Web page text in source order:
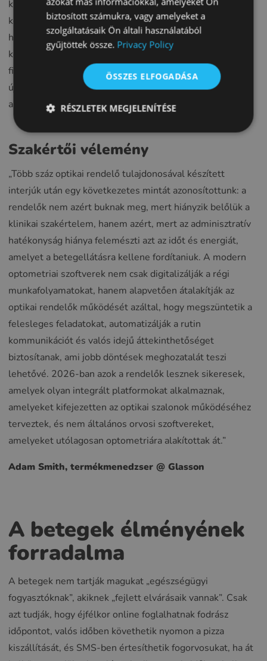
kísérik a készleteket, és értesítést küldenek, amikor a
készlet eléri az előre beállított küszöbértéket. Ahelyett,
hogy akkor fedezné fel, hogy elfogyott egy népszerű
keretmodell, amikor egy beteg azt kéri, előre
figyelmeztetést kap, amely lehetővé teszi a proaktív
újrarendelést – így optimális készletszintet tarthat fenn,
anélkül, hogy költséges túlkészletek keletkeznének.
Szakértői vélemény
„Több száz optikai rendelő tulajdonosával készített
interjúk után egy következetes mintát azonosítottunk: a
rendelők nem azért buknak meg, mert hiányzik belőlük a
klinikai szakértelem, hanem azért, mert az adminisztratív
hatékonyság hiánya felemészti azt az időt és energiát,
amelyet a betegellátásra kellene fordítaniuk. A modern
optometriai szoftverek nem csak digitalizálják a régi
munkafolyamatokat, hanem alapvetően átalakítják az
optikai rendelők működését azáltal, hogy megszüntetik a
felesleges feladatokat, automatizálják a rutin
kommunikációt és valós idejű áttekinthetőséget
biztosítanak, ami jobb döntések meghozatalát teszi
lehetővé. 2026-ban azok a rendelők lesznek sikeresek,
amelyek olyan integrált platformokat alkalmaznak,
amelyeket kifejezetten az optikai szalonok működéséhez
terveztek, és nem általános orvosi szoftvereket,
amelyeket utólagosan optometriára alakítottak át.”
Adam Smith, termékmenedzser @ Glasson
A betegek élményének
forradalma
A betegek nem tartják magukat „egészségügyi
fogyasztóknak”, akiknek „fejlett elvárásaik vannak”. Csak
azt tudják, hogy éjfélkor online foglalhatnak fodrász
időpontot, valós időben követhetik nyomon a pizza
kiszállítását, és SMS-ben értesíthetik fogorvosukat, ha át
FRENCH
CROATIAN
LITHUANIAN
HUNGARIAN
SWEDISH
GREEK
RUSSIAN
biztosított számukra, vagy amelyeket a
szolgáltatásaik Ön általi használatából
gyűjtöttek össze. Privacy Policy
ÖSSZES ELFOGADÁSA
RÉSZLETEK MEGJELENÍTÉSE